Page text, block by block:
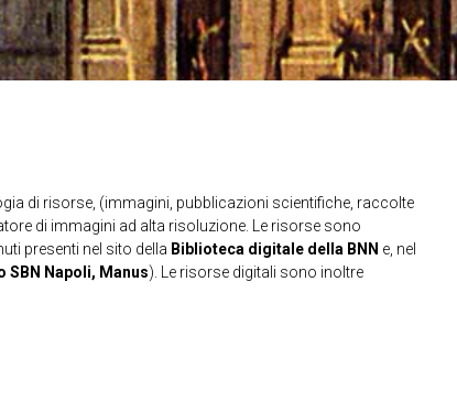
di risorse, (immagini, pubblicazioni scientifiche, raccolte
di immagini ad alta risoluzione. Le risorse sono
presenti nel sito della Biblioteca digitale della BNN e, nel
SBN Napoli, Manus). Le risorse digitali sono inoltre